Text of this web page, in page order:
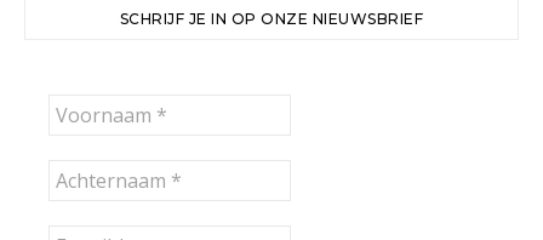
SCHRIJF JE IN OP ONZE NIEUWSBRIEF